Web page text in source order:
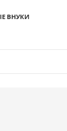
ВНУКИ